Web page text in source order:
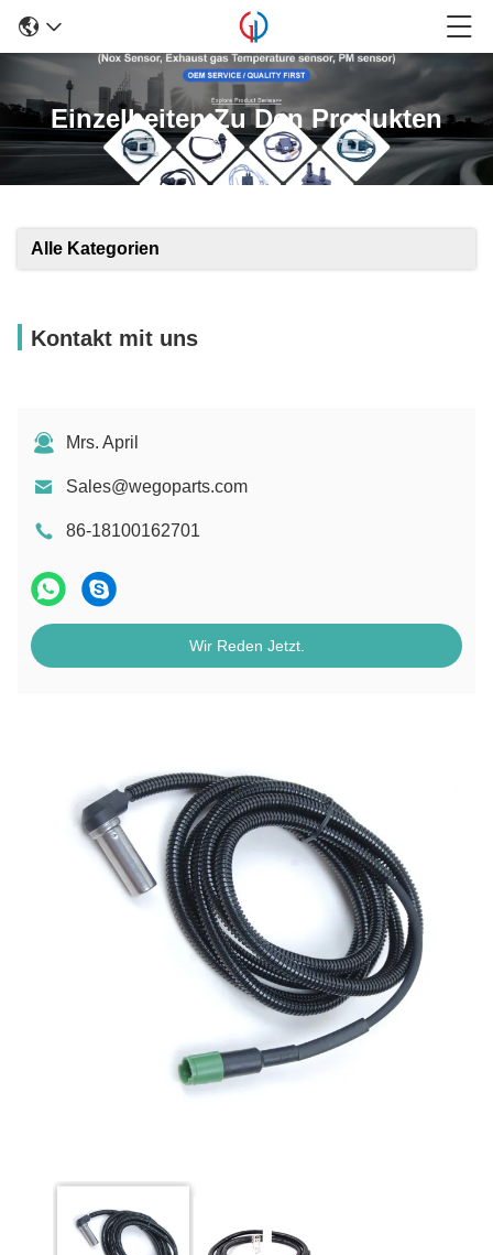
Einzelheiten Zu Den Produkten
Alle Kategorien
Kontakt mit uns
Mrs. April
Sales@wegoparts.com
86-18100162701
Wir Reden Jetzt.